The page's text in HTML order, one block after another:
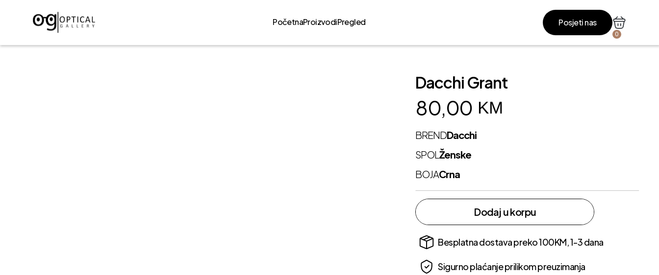
PočetnaProizvodiPregled Posjeti nas
0
Dacchi Grant
80,00 KM
BRENDDacchi
SPOLŽenske
BOJACrna
Dodaj u korpu
Besplatna dostava preko 100KM, 1-3 dana
Sigurno plaćanje prilikom preuzimanja